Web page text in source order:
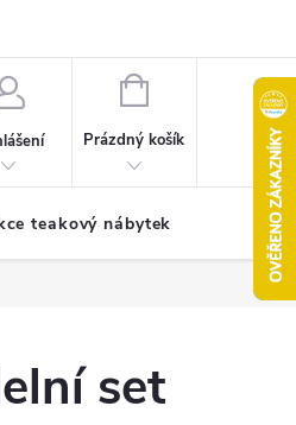
NÁKUPNÍ
Prázdný košík
teakový nábytek
set